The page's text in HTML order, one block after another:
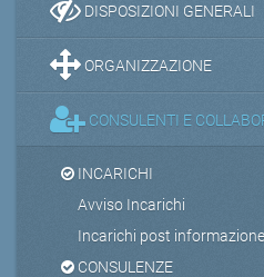
DISPOSIZIONI GENERALI
ORGANIZZAZIONE
CONSULENTI E
INCARICHI
Avviso Incarichi
Incarichi post informazione
CONSULENZE